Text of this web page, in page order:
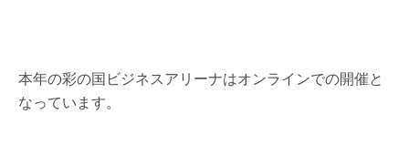
本年の彩の国ビジネスアリーナはオンラインでの開催と
なっています。